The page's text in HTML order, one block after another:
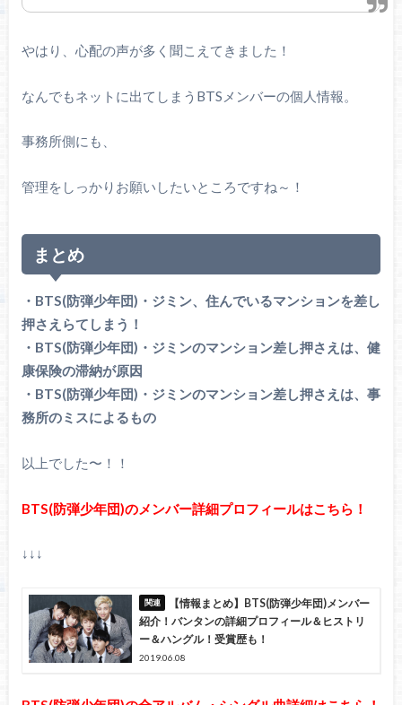
やはり、心配の声が多く聞こえてきました！
なんでもネットに出てしまうBTSメンバーの個人情報。
事務所側にも、
管理をしっかりお願いしたいところですね～！
まとめ
・BTS(防弾少年団)・ジミン、住んでいるマンションを差し
押さえらてしまう！
・BTS(防弾少年団)・ジミンのマンション差し押さえは、健
康保険の滞納が原因
・BTS(防弾少年団)・ジミンのマンション差し押さえは、事
務所のミスによるもの
以上でした〜！！
BTS(防弾少年団)のメンバー詳細プロフィールはこちら！
↓↓↓
【情報まとめ】BTS(防弾少年団)メンバー
紹介！バンタンの詳細プロフィール＆ヒストリ
ー＆ハングル！受賞歴も！
2019.06.08